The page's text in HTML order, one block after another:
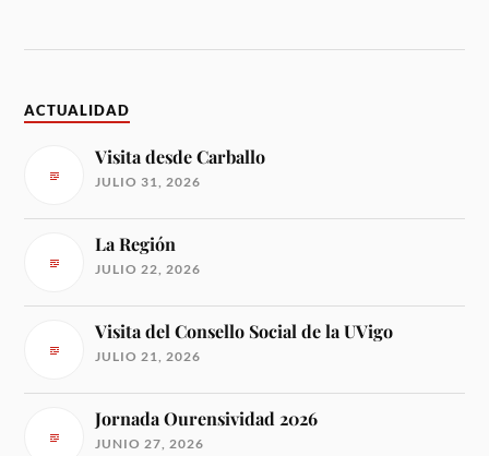
ACTUALIDAD
Visita desde Carballo
JULIO 31, 2026
La Región
JULIO 22, 2026
Visita del Consello Social de la UVigo
JULIO 21, 2026
Jornada Ourensividad 2026
JUNIO 27, 2026